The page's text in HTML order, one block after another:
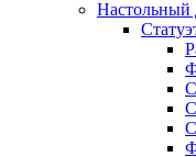
Настольный